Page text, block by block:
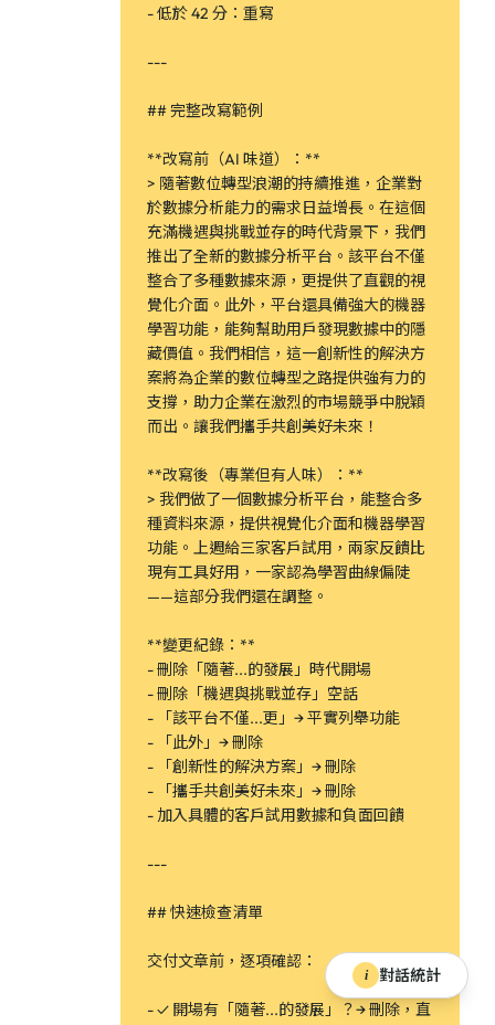
- 低於 42 分：重寫
---
## 完整改寫範例
**改寫前（AI 味道）：**
> 隨著數位轉型浪潮的持續推進，企業對
於數據分析能力的需求日益增長。在這個
充滿機遇與挑戰並存的時代背景下，我們
推出了全新的數據分析平台。該平台不僅
整合了多種數據來源，更提供了直觀的視
覺化介面。此外，平台還具備強大的機器
學習功能，能夠幫助用戶發現數據中的隱
藏價值。我們相信，這一創新性的解決方
案將為企業的數位轉型之路提供強有力的
支撐，助力企業在激烈的市場競爭中脫穎
而出。讓我們攜手共創美好未來！
**改寫後（專業但有人味）：**
> 我們做了一個數據分析平台，能整合多
種資料來源，提供視覺化介面和機器學習
功能。上週給三家客戶試用，兩家反饋比
現有工具好用，一家認為學習曲線偏陡
——這部分我們還在調整。
**變更紀錄：**
- 刪除「隨著...的發展」時代開場
- 刪除「機遇與挑戰並存」空話
- 「該平台不僅...更」→ 平實列舉功能
- 「此外」→ 刪除
- 「創新性的解決方案」→ 刪除
- 「攜手共創美好未來」→ 刪除
- 加入具體的客戶試用數據和負面回饋
---
## 快速檢查清單
交付文章前，逐項確認：
- ✓ 開場有「隨著...的發展」？→ 刪除，直
i 對話統計